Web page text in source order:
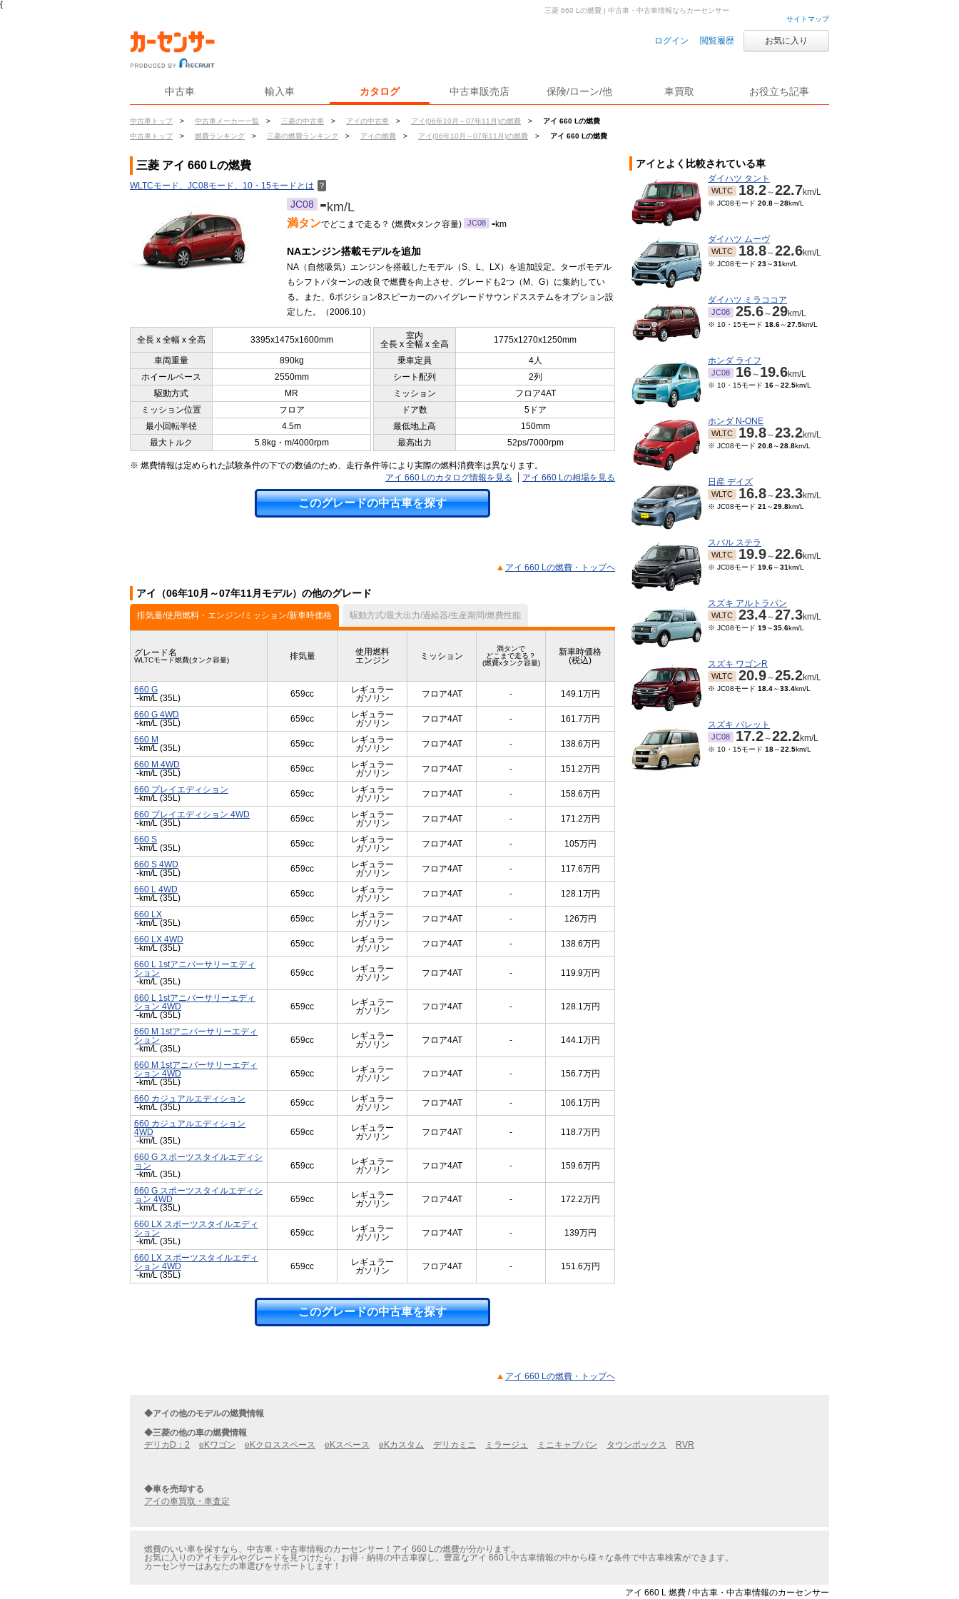
{
サイトマップ
ログイン 閲覧履歴 お気に入り
中古車 輸入車 カタログ 中古車販売店 保険/ローン/他 車買取 お役立ち記事
中古車トップ > 中古車メーカー一覧 > 三菱の中古車 > アイの中古車 > アイ(06年10月～07年11月)の燃費 >
アイ 660 Lの燃費
中古車トップ
> 燃費ランキング > 三菱の燃費ランキング > アイの燃費 > アイ(06年10月～07年11月)の燃費 > アイ 660 Lの燃費
三菱 660 Lの燃費 | 中古車・中古車情報ならカーセンサー
三菱 アイ 660 Lの燃費
WLTCモード、JC08モード、10・15モードとは ？
JC08 -km/L
満タンでどこまで走る？ (燃費xタンク容量) JC08 -km
NAエンジン搭載モデルを追加
NA（自然吸気）エンジンを搭載したモデル（S、L、LX）を追加設定。ターボモデル
もシフトパターンの改良で燃費を向上させ、グレードも2つ（M、G）に集約してい
る。また、6ポジション8スピーカーのハイグレードサウンドスステムをオプション設
定した。（2006.10）
全長 x 全幅 x 全高 3395x1475x1600mm
室内
全長 x 全幅 x 全高
1775x1270x1250mm
車両重量 890kg 乗車定員
4人
ホイールベース
2550mm シート配列
2列
駆動方式
MR ミッション
フロア4AT
ミッション位置
フロア ドア数
5ドア
最小回転半径
4.5m 最低地上高
150mm
最大トルク
5.8kg・m/4000rpm 最高出力 52ps/7000rpm
※ 燃費情報は定められた試験条件の下での数値のため、走行条件等により実際の燃料消費率は異なります。
アイ 660 Lのカタログ情報を見る
アイ 660 Lの相場を見る
このグレードの中古車を探す
アイ 660 Lの燃費・トップヘ
アイ（06年10月～07年11月モデル）の他のグレード
排気量/使用燃料・エンジン/ミッション/新車時価格 駆動方式/最大出力/過給器/生産期間/燃費性能
グレード名
WLTCモード燃費(タンク容量) 排気量
使用燃料
エンジン
ミッション
満タンで
どこまで走る？
(燃費xタンク容量)
新車時価格
(税込)
660 G
-km/L (35L)
659cc
レギュラー
ガソリン
フロア4AT - 149.1万円
660 G 4WD
-km/L (35L)
659cc
レギュラー
ガソリン
フロア4AT - 161.7万円
660 M
-km/L (35L)
659cc
レギュラー
ガソリン
フロア4AT - 138.6万円
660 M 4WD
-km/L (35L)
659cc
レギュラー
ガソリン
フロア4AT - 151.2万円
660 プレイエディション
-km/L (35L)
659cc
レギュラー
ガソリン
フロア4AT - 158.6万円
660 プレイエディション 4WD
-km/L (35L)
659cc
レギュラー
ガソリン
フロア4AT - 171.2万円
660 S
-km/L (35L)
659cc
レギュラー
ガソリン
フロア4AT - 105万円
660 S 4WD
-km/L (35L)
659cc
レギュラー
ガソリン
フロア4AT - 117.6万円
660 L 4WD
-km/L (35L)
659cc
レギュラー
ガソリン
フロア4AT - 128.1万円
660 LX
-km/L (35L)
659cc
レギュラー
ガソリン
フロア4AT - 126万円
660 LX 4WD
-km/L (35L)
659cc
レギュラー
ガソリン
フロア4AT - 138.6万円
660 L 1stアニバーサリーエディ
ション
-km/L (35L)
659cc
レギュラー
ガソリン
フロア4AT - 119.9万円
660 L 1stアニバーサリーエディ
ション 4WD
-km/L (35L)
659cc
レギュラー
ガソリン
フロア4AT - 128.1万円
660 M 1stアニバーサリーエディ
ション
-km/L (35L)
659cc
レギュラー
ガソリン
フロア4AT - 144.1万円
660 M 1stアニバーサリーエディ
ション 4WD
-km/L (35L)
659cc
レギュラー
ガソリン
フロア4AT - 156.7万円
660 カジュアルエディション
-km/L (35L)
659cc
レギュラー
ガソリン
フロア4AT - 106.1万円
660 カジュアルエディション
4WD
-km/L (35L)
659cc
レギュラー
ガソリン
フロア4AT - 118.7万円
660 G スポーツスタイルエディシ
ョン
-km/L (35L)
659cc
レギュラー
ガソリン
フロア4AT - 159.6万円
660 G スポーツスタイルエディシ
ョン 4WD
-km/L (35L)
659cc
レギュラー
ガソリン
フロア4AT - 172.2万円
660 LX スポーツスタイルエディ
ション
-km/L (35L)
659cc
レギュラー
ガソリン
フロア4AT - 139万円
660 LX スポーツスタイルエディ
ション 4WD
-km/L (35L)
659cc
レギュラー
ガソリン
フロア4AT - 151.6万円
このグレードの中古車を探す
アイ 660 Lの燃費・トップヘ
アイとよく比較されている車
ダイハツ タント
WLTC 18.2～22.7km/L
※ JC08モード 20.8～28km/L
ダイハツ ムーヴ
WLTC 18.8～22.6km/L
※ JC08モード 23～31km/L
ダイハツ ミラココア
JC08 25.6～29km/L
※ 10・15モード 18.6～27.5km/L
ホンダ ライフ
JC08 16～ 19.6km/L
※ 10・15モード 16～22.5km/L
ホンダ N-ONE
WLTC 19.8～23.2km/L
※ JC08モード 20.8～28.8km/L
日産 デイズ
WLTC 16.8～23.3km/L
※ JC08モード 21 ～29.8km/L
スバル ステラ
WLTC 19.9～22.6km/L
※ JC08モード 19.6～31km/L
スズキ アルトラパン
WLTC 23.4～27.3km/L
※ JC08モード 19～35.6km/L
スズキ ワゴンR
WLTC 20.9～25.2km/L
※ JC08モード 18.4～33.4km/L
スズキ パレット
JC08 17.2～22.2km/L
※ 10・15モード 18～22.5km/L
◆アイの他のモデルの燃費情報
◆三菱の他の車の燃費情報
デリカD：2
eKワゴン eKクロススペース eKスペース eKカスタム デリカミニ ミラージュ ミニキャブバン タウンボックス RVR
◆車を売却する
アイの車買取・車査定
燃費のいい車を探すなら、中古車・中古車情報のカーセンサー！アイ 660 Lの燃費が分かります。
お気に入りのアイモデルやグレードを見つけたら、お得・納得の中古車探し。豊富なアイ 660 L中古車情報の中から様々な条件で中古車検索ができます。
カーセンサーはあなたの車選びをサポートします！
アイ 660 L 燃費 / 中古車・中古車情報のカーセンサー